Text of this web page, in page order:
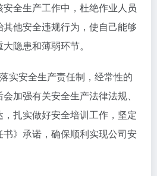
全生产工作中，杜绝作业人员
他安全违规行为，使自己能够
隐患和薄弱环节。
实安全生产责任制，经常性的
加强有关安全生产法律法规、
扎实做好安全培训工作，坚定
》承诺，确保顺利实现公司安